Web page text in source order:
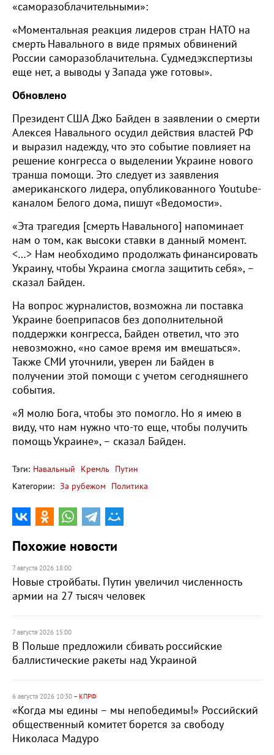
«саморазоблачительными»:
«Моментальная реакция лидеров стран НАТО на
смерть Навального в виде прямых обвинений
России саморазоблачительна. Судмедэкспертизы
еще нет, а выводы у Запада уже готовы».
Обновлено
Президент США Джо Байден в заявлении о смерти
Алексея Навального осудил действия властей РФ
и выразил надежду, что это событие повлияет на
решение конгресса о выделении Украине нового
транша помощи. Это следует из заявления
американского лидера, опубликованного Youtube-
каналом Белого дома, пишут «Ведомости».
«Эта трагедия [смерть Навального] напоминает
нам о том, как высоки ставки в данный момент.
<…> Нам необходимо продолжать финансировать
Украину, чтобы Украина смогла защитить себя», –
сказал Байден.
На вопрос журналистов, возможна ли поставка
Украине боеприпасов без дополнительной
поддержки конгресса, Байден ответил, что это
невозможно, «но самое время им вмешаться».
Также СМИ уточнили, уверен ли Байден в
получении этой помощи с учетом сегодняшнего
события.
«Я молю Бога, чтобы это помогло. Но я имею в
виду, что нам нужно что-то еще, чтобы получить
помощь Украине», – сказал Байден.
Тэги: Навальный Кремль
Путин
Категории: За рубежом Политика
Похожие новости
7 августа 2026 18:00
Новые стройбаты. Путин увеличил численность
армии на 27 тысяч человек
7 августа 2026 15:00
В Польше предложили сбивать российские
баллистические ракеты над Украиной
6 августа 2026 10:30 – КПРФ
«Когда мы едины – мы непобедимы!» Российский
общественный комитет борется за свободу
Николаса Мадуро